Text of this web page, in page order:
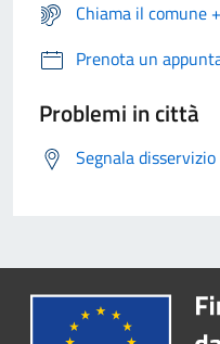
Chiama il comune
Prenota un
Problemi in città
Segnala disservizio